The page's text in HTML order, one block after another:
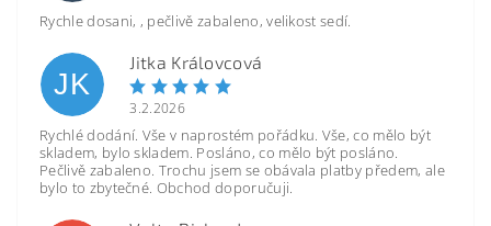
Rychle dosani, , pečlivě zabaleno, velikost sedí.
JK
Jitka Královcová
3.2.2026
Rychlé dodání. Vše v naprostém pořádku. Vše, co mělo být
skladem, bylo skladem. Posláno, co mělo být posláno.
Pečlivě zabaleno. Trochu jsem se obávala platby předem, ale
bylo to zbytečné. Obchod doporučuji.